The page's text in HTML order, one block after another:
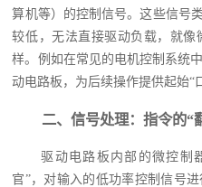
算机等）的控制信号。这些信号
较低，无法直接驱动负载，就
样。例如在常见的电机控制系统
动电路板，为后续操作提供起始“
二、信号处理：指令的“
驱动电路板内部的微控制
官”，对输入的低功率控制信号